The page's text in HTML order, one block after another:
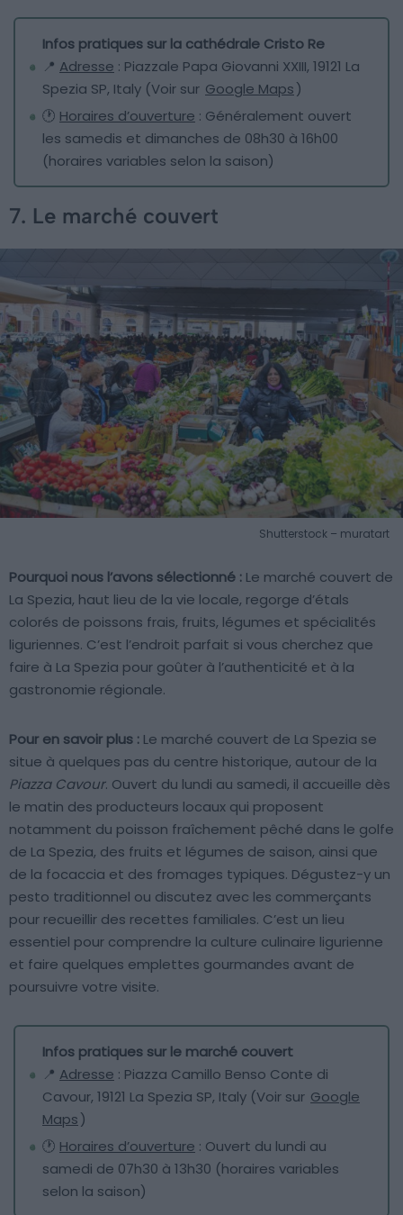
Infos pratiques sur la cathédrale Cristo Re
📍 Adresse : Piazzale Papa Giovanni XXIII, 19121 La
Spezia SP, Italy (Voir sur Google Maps)
🕐 Horaires d’ouverture : Généralement ouvert
les samedis et dimanches de 08h30 à 16h00
(horaires variables selon la saison)
7. Le marché couvert
Shutterstock – muratart
Pourquoi nous l’avons sélectionné : Le marché couvert de
La Spezia, haut lieu de la vie locale, regorge d’étals
colorés de poissons frais, fruits, légumes et spécialités
liguriennes. C’est l’endroit parfait si vous cherchez que
faire à La Spezia pour goûter à l’authenticité et à la
gastronomie régionale.
Pour en savoir plus : Le marché couvert de La Spezia se
situe à quelques pas du centre historique, autour de la
Piazza Cavour. Ouvert du lundi au samedi, il accueille dès
le matin des producteurs locaux qui proposent
notamment du poisson fraîchement pêché dans le golfe
de La Spezia, des fruits et légumes de saison, ainsi que
de la focaccia et des fromages typiques. Dégustez-y un
pesto traditionnel ou discutez avec les commerçants
pour recueillir des recettes familiales. C’est un lieu
essentiel pour comprendre la culture culinaire ligurienne
et faire quelques emplettes gourmandes avant de
poursuivre votre visite.
Infos pratiques sur le marché couvert
📍 Adresse : Piazza Camillo Benso Conte di
Cavour, 19121 La Spezia SP, Italy (Voir sur Google
Maps)
🕐 Horaires d’ouverture : Ouvert du lundi au
samedi de 07h30 à 13h30 (horaires variables
selon la saison)